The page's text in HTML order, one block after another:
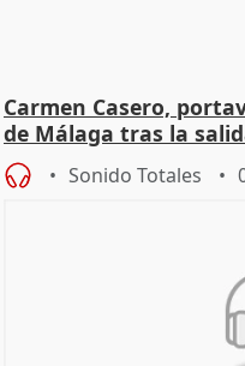
Carmen Casero,
de Málaga tras la
Sonido Totales